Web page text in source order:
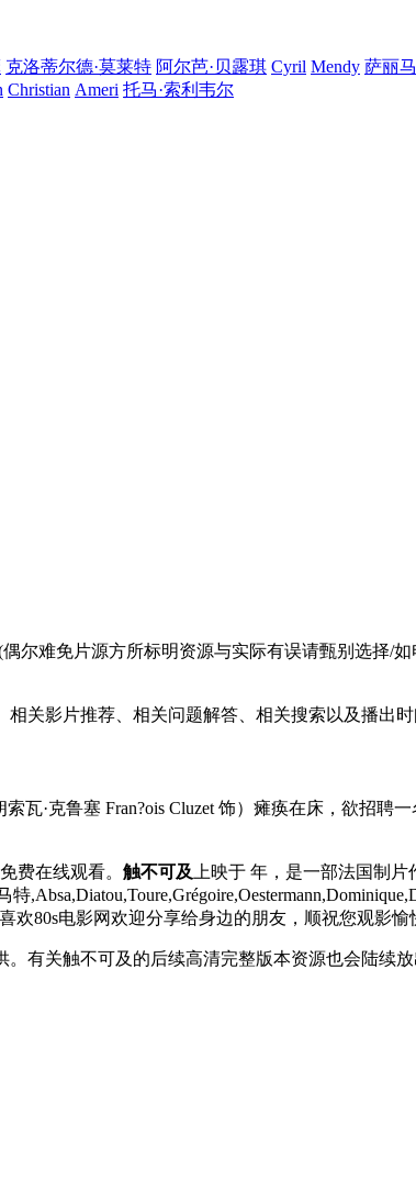
克洛蒂尔德·莫莱特 阿尔芭·贝露琪 Cyril Mendy 萨丽
Christian Ameri 托马·索利韦尔
尔难免片源方所标明资源与实际有误请甄别选择/
关影片推荐、相关问题解答、相关搜索以及播出
瓦·克鲁塞 Fran?ois Cluzet 饰）瘫痪在床，欲招
费在线观看。 触不可及 上映于 年，是一部法国制
欢80s电影网欢迎分享给身边的朋友，顺祝您观影愉
有关触不可及的后续高清完整版本资源也会陆续